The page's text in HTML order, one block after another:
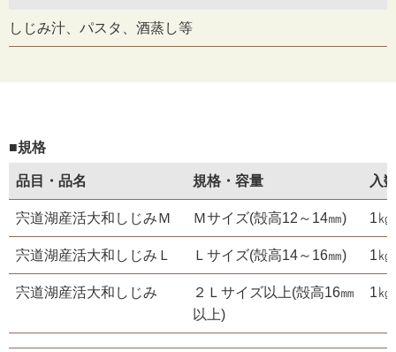
しじみ汁、パスタ、酒蒸し等
■規格
品目・品名 規格・容量 入
宍道湖産活大和しじみＭ Ｍサイズ(殻高12～14㎜) 1㎏
宍道湖産活大和しじみＬ Ｌサイズ(殻高14～16㎜) 1㎏
宍道湖産活大和しじみ
２Ｌサイズ以上(殻高16㎜
以上)
1㎏